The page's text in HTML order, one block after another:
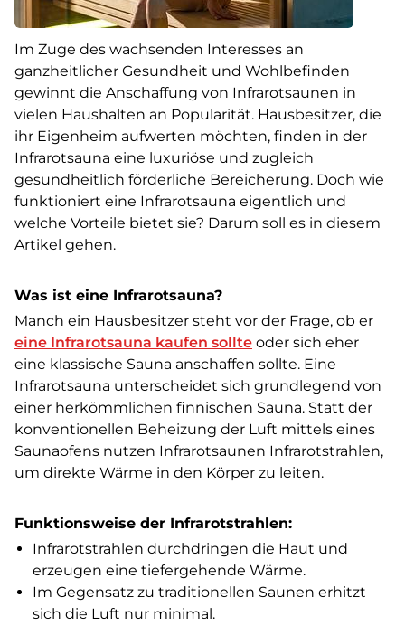
Im Zuge des wachsenden Interesses an
ganzheitlicher Gesundheit und Wohlbefinden
gewinnt die Anschaffung von Infrarotsaunen in
vielen Haushalten an Popularität. Hausbesitzer, die
ihr Eigenheim aufwerten möchten, finden in der
Infrarotsauna eine luxuriöse und zugleich
gesundheitlich förderliche Bereicherung. Doch wie
funktioniert eine Infrarotsauna eigentlich und
welche Vorteile bietet sie? Darum soll es in diesem
Artikel gehen.
Was ist eine Infrarotsauna?
Manch ein Hausbesitzer steht vor der Frage, ob er
eine Infrarotsauna kaufen sollte oder sich eher
eine klassische Sauna anschaffen sollte. Eine
Infrarotsauna unterscheidet sich grundlegend von
einer herkömmlichen finnischen Sauna. Statt der
konventionellen Beheizung der Luft mittels eines
Saunaofens nutzen Infrarotsaunen Infrarotstrahlen,
um direkte Wärme in den Körper zu leiten.
Funktionsweise der Infrarotstrahlen:
Infrarotstrahlen durchdringen die Haut und
erzeugen eine tiefergehende Wärme.
Im Gegensatz zu traditionellen Saunen erhitzt
sich die Luft nur minimal.